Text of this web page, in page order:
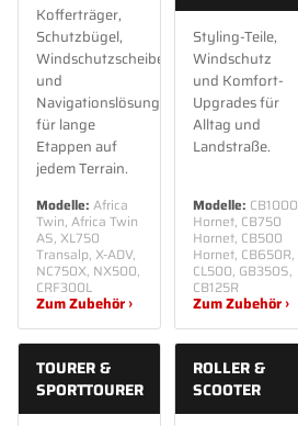
Kofferträger,
Schutzbügel,
Windschutzscheiben
und
Navigationslösungen
für lange
Etappen auf
jedem Terrain.
Modelle: Africa
Twin, Africa Twin
AS, XL750
Transalp, X-ADV,
NC750X, NX500,
CRF300L
Zum Zubehör ›
Styling-Teile,
Windschutz
und Komfort-
Upgrades für
Alltag und
Landstraße.
Modelle: CB1000
Hornet, CB750
Hornet, CB500
Hornet, CB650R,
CL500, GB350S,
CB125R
Zum Zubehör ›
TOURER &
SPORTTOURER
ROLLER &
SCOOTER